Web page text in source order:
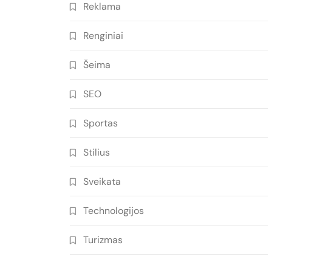
Reklama
Renginiai
Šeima
SEO
Sportas
Stilius
Sveikata
Technologijos
Turizmas